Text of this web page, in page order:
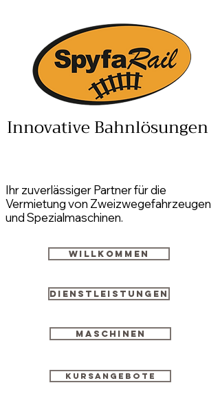
Innovative Bahnlösungen
Ihr zuverlässiger Partner für die
Vermietung von Zweizwegefahrzeugen
und Spezialmaschinen.
Willkommen
Dienstleistungen
Maschinen
Kursangebote